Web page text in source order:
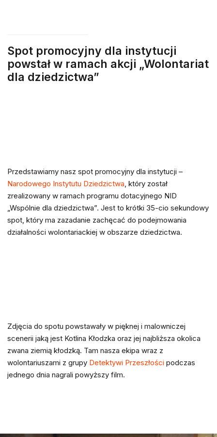
Spot promocyjny dla instytucji
powstał w ramach akcji „Wolontariat
dla dziedzictwa”
Przedstawiamy nasz spot promocyjny dla instytucji –
Narodowego Instytutu Dziedzictwa, który został
zrealizowany w ramach programu dotacyjnego NID
„Wspólnie dla dziedzictwa”. Jest to krótki 35-cio sekundowy
spot, który ma zazadanie zachęcać do podejmowania
działalności wolontariackiej w obszarze dziedzictwa.
Zdjęcia do spotu powstawały w pięknej i malowniczej
scenerii jaką jest Kotlina Kłodzka oraz jej najbliższa okolica
zwana ziemią kłodzką. Tam nasza ekipa wraz z
wolontariuszami z grupy Detektywi Przeszłości podczas
jednego dnia nagrali powyższy film.